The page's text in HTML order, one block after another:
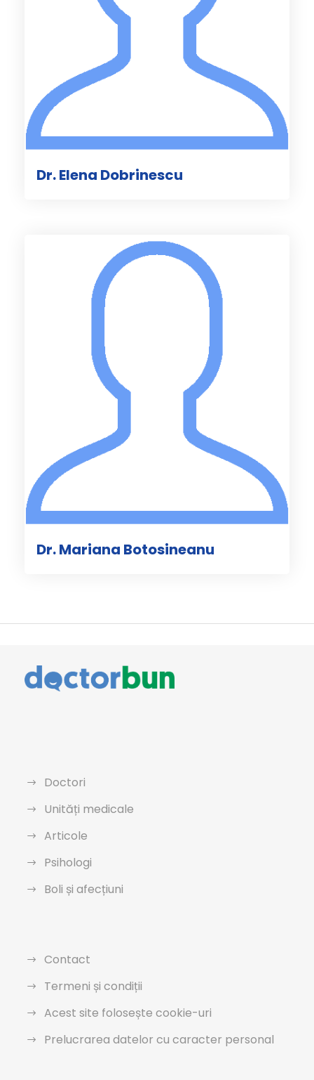
Dr. Elena Dobrinescu
Dr. Mariana Botosineanu
Doctori
Unități medicale
Articole
Psihologi
Boli și afecțiuni
Contact
Termeni și condiții
Acest site folosește cookie-uri
Prelucrarea datelor cu caracter personal